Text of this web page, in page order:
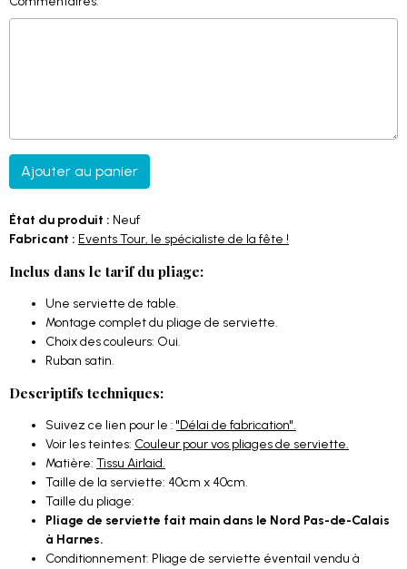
Ajouter au panier
État du produit : Neuf
Fabricant : Events Tour, le spécialiste de la fête !
Inclus dans le tarif du pliage:
Une serviette de table.
Montage complet du pliage de serviette.
Choix des couleurs: Oui.
Ruban satin.
Descriptifs techniques:
Suivez ce lien pour le : "Délai de fabrication".
Voir les teintes: Couleur pour vos pliages de serviette.
Matière: Tissu Airlaid.
Taille de la serviette: 40cm x 40cm.
Taille du pliage:
Pliage de serviette fait main dans le Nord Pas-de-Calais
à Harnes.
Conditionnement: Pliage de serviette éventail vendu à